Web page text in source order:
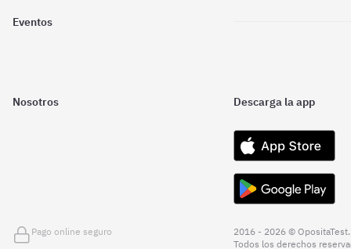
Eventos
Nosotros Descarga la app
Pago online seguro
2016 - 2026 © OpositaTest.
Todos los derechos